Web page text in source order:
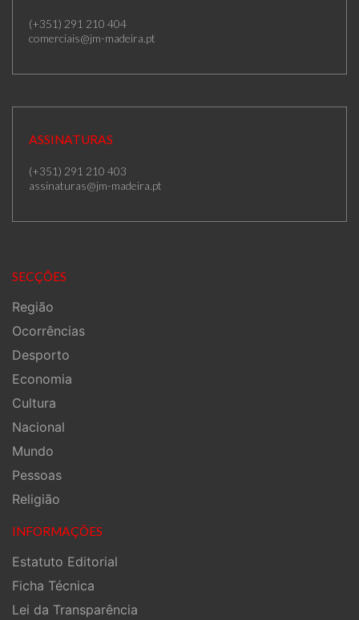
(+351) 291 210 404
comerciais@jm-madeira.pt
ASSINATURAS
(+351) 291 210 403
assinaturas@jm-madeira.pt
SECÇÕES
Região
Ocorrências
Desporto
Economia
Cultura
Nacional
Mundo
Pessoas
Religião
INFORMAÇÕES
Estatuto Editorial
Ficha Técnica
Lei da Transparência